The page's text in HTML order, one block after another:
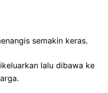
semakin keras.
lalu dibawa ke